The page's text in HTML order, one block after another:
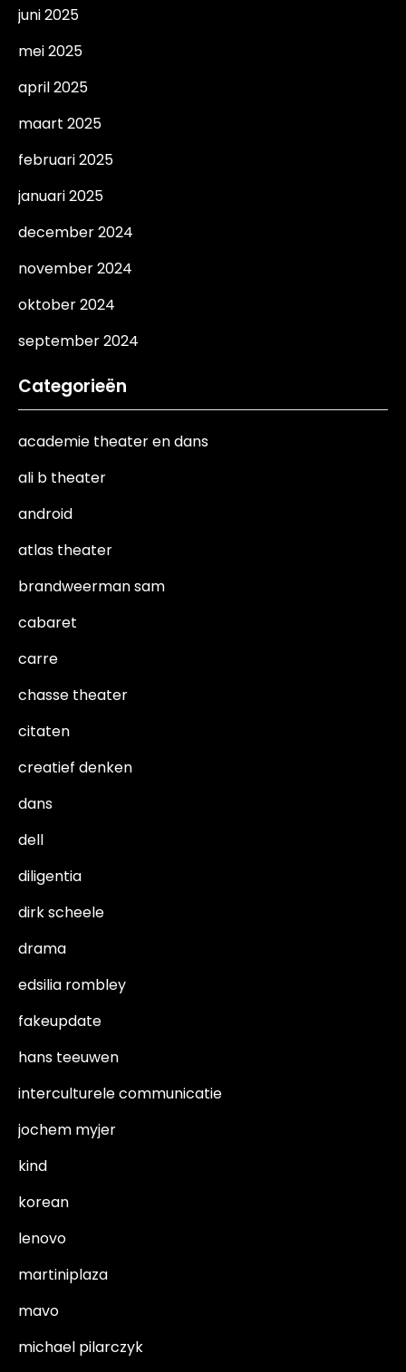
juni 2025
mei 2025
april 2025
maart 2025
februari 2025
januari 2025
december 2024
november 2024
oktober 2024
september 2024
Categorieën
academie theater en dans
ali b theater
android
atlas theater
brandweerman sam
cabaret
carre
chasse theater
citaten
creatief denken
dans
dell
diligentia
dirk scheele
drama
edsilia rombley
fakeupdate
hans teeuwen
interculturele communicatie
jochem myjer
kind
korean
lenovo
martiniplaza
mavo
michael pilarczyk